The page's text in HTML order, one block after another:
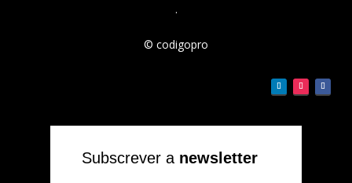
.
© codigopro
Subscrever a newsletter